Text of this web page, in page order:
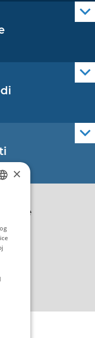
JASPPer
×